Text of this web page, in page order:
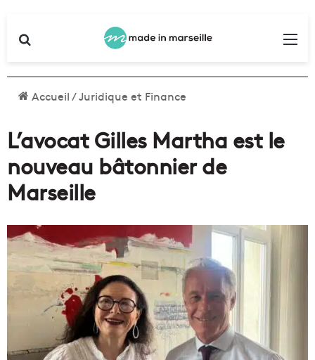
Accueil/Juridique et Finance
L’avocat Gilles Martha est le
nouveau bâtonnier de
Marseille